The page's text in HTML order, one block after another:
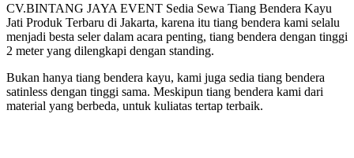
CV.BINTANG JAYA EVENT Sedia Sewa Tiang Bendera Kayu
Jati Produk Terbaru di Jakarta, karena itu tiang bendera kami selalu
menjadi besta seler dalam acara penting, tiang bendera dengan tinggi
2 meter yang dilengkapi dengan standing.
Bukan hanya tiang bendera kayu, kami juga sedia tiang bendera
satinless dengan tinggi sama. Meskipun tiang bendera kami dari
material yang berbeda, untuk kuliatas tertap terbaik.